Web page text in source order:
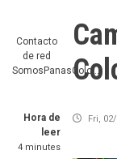
Contacto
de red
SomosPanasColo…
Hora de
leer
4 minutes
Fri,